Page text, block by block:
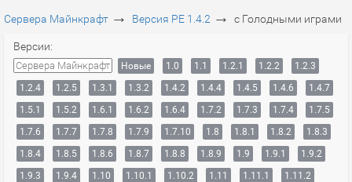
Сервера Майнкрафт → Версия PE 1.4.2 → с Голодными играми
Версии:
Сервера Майнкрафт Новые 1.0 1.1 1.2.1 1.2.2
1.2.3
1.2.4
1.2.5 1.3.1 1.3.2 1.4.2 1.4.4 1.4.5 1.4.6
1.4.7
1.5.1
1.5.2 1.6.1 1.6.2 1.6.4 1.7.2 1.7.3 1.7.4
1.7.5
1.7.6
1.7.7 1.7.8 1.7.9 1.7.10 1.8 1.8.1 1.8.2
1.8.3
1.8.4
1.8.5 1.8.6 1.8.7 1.8.8 1.8.9 1.9 1.9.1
1.9.2
1.9.3
1.9.4 1.10 1.10.1 1.10.2 1.11 1.11.1
1.11.2